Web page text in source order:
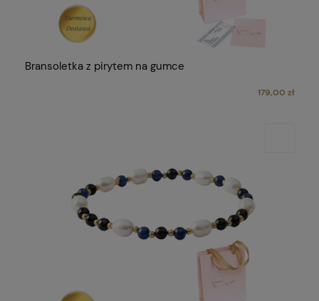
Bransoletka z pirytem na gumce
179,00 zł